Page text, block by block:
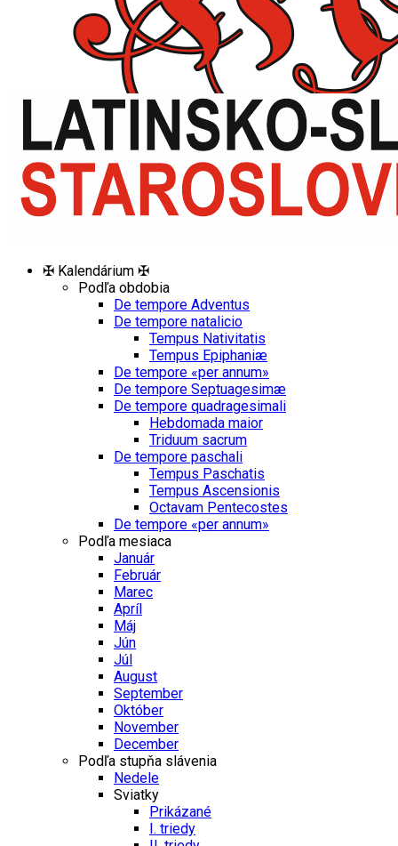
✠ Kalendárium ✠
Podľa obdobia
De tempore Adventus
De tempore natalicio
Tempus Nativitatis
Tempus Epiphaniæ
De tempore «per annum»
De tempore Septuagesimæ
De tempore quadragesimali
Hebdomada maior
Triduum sacrum
De tempore paschali
Tempus Paschatis
Tempus Ascensionis
Octavam Pentecostes
De tempore «per annum»
Podľa mesiaca
Január
Február
Marec
Apríl
Máj
Jún
Júl
August
September
Október
November
December
Podľa stupňa slávenia
Nedele
Sviatky
Prikázané
I. triedy